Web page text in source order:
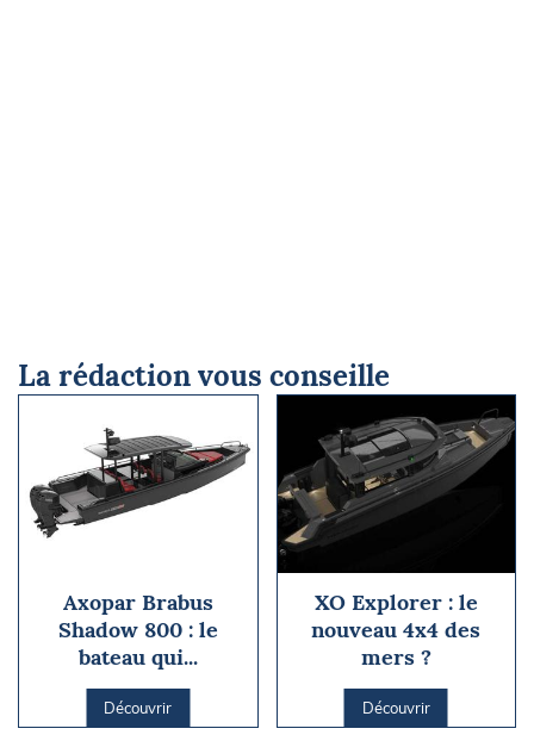
La rédaction vous conseille
Axopar Brabus
Shadow 800 : le
bateau qui...
Découvrir
XO Explorer : le
nouveau 4x4 des
mers ?
Découvrir